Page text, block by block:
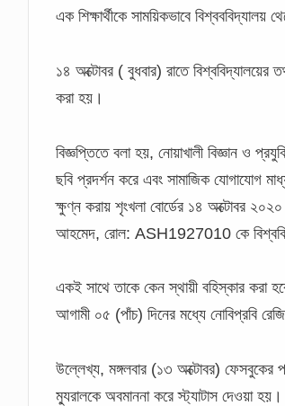
এক শিক্ষার্থীকে সাময়িকভাবে বিশ্বববিদ্যালয়
১৪ অক্টোবর ( বুধবার) রাতে বিশ্ববিদ্যালয়ের
করা হয়।
বিজ্ঞপ্তিতে বলা হয়, নোয়াখালী বিজ্ঞান ও
ছবি প্রদর্শন করে এবং সামাজিক যোগাযোগ
ক্ষুণ্ন করায় শৃংখলা বোর্ডের ১৪ অক্টোবর
আহমেদ, রোল: ASH1927010 কে
একই সাথে তাকে কেন স্থায়ী বহিস্কার করা
আগামী ০৫ (পাঁচ) দিনের মধ্যে নোবিপ্রবি
উল্লেখ্য, মঙ্গলবার (১৩ অক্টোবর) ফেসবুকের
ম্যুরালকে অবমাননা করে স্ট্যাটাস দেওয়া